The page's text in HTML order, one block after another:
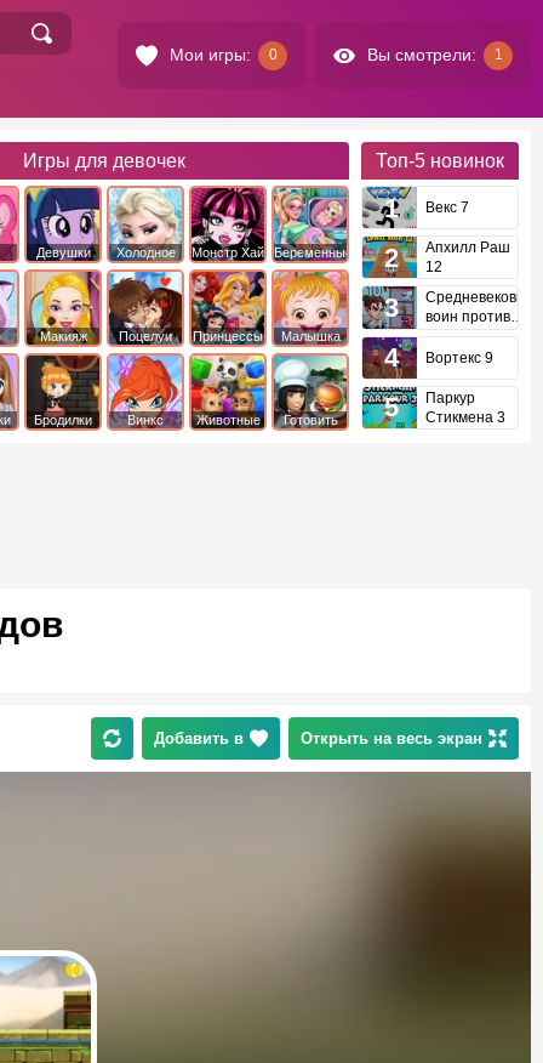
Мои игры: 0 Вы смотрели: 1
Игры для девочек
Девушки
Эквестрии
Холодное
Сердце
Монстр Хай Беременные
Макияж Поцелуи
Принцессы
Диснея
Малышка
Хейзел
Бродилки Винкс Животные
Готовить
Топ-5 новинок
Векс 7
Апхилл Раш
12
Средневековый
воин против
Вортекс 9
Паркур
Стикмена 3
Добавить в Открыть на весь экран